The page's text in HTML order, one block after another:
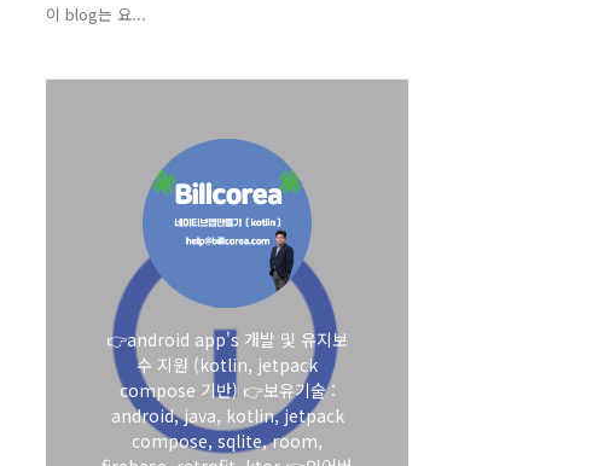
이 blog는 요...
👉android app's 개발 및 유지보
수 지원 (kotlin, jetpack
compose 기반) 👉보유기술 :
android, java, kotlin, jetpack
compose, sqlite, room,